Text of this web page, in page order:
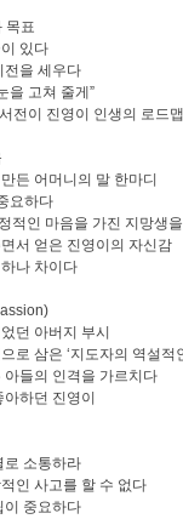
목표
있다
전을 세우다
을 고쳐 줄게”
전이 진영이 인생의 로드
든 어머니의 말 한마디
요하다
적인 마음을 가진 지망생
서 얻은 진영이의 자신감
나 차이다
던 아버지 부시
로 삼은 ‘지도자의 역설적
들의 인격을 가르치다
하던 진영이
로 소통하라
인 사고를 할 수 없다
이 중요하다